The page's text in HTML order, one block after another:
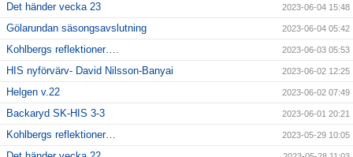
Det händer vecka 23 2023-06-04 15:48
Gölarundan säsongsavslutning 2023-06-04 05:42
Kohlbergs reflektioner…. 2023-06-03 05:53
HIS nyförvärv- David Nilsson-Banyai 2023-06-02 12:25
Helgen v.22 2023-06-02 07:49
Backaryd SK-HIS 3-3 2023-06-01 20:21
Kohlbergs reflektioner… 2023-05-29 10:05